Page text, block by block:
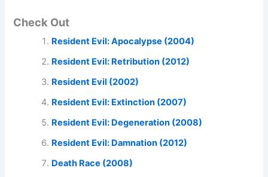
Check Out
Resident Evil: Apocalypse (2004)
Resident Evil: Retribution (2012)
Resident Evil (2002)
Resident Evil: Extinction (2007)
Resident Evil: Degeneration (2008)
Resident Evil: Damnation (2012)
Death Race (2008)